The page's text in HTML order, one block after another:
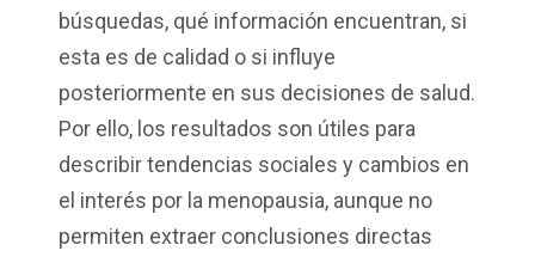
búsquedas, qué información encuentran, si
esta es de calidad o si influye
posteriormente en sus decisiones de salud.
Por ello, los resultados son útiles para
describir tendencias sociales y cambios en
el interés por la menopausia, aunque no
permiten extraer conclusiones directas